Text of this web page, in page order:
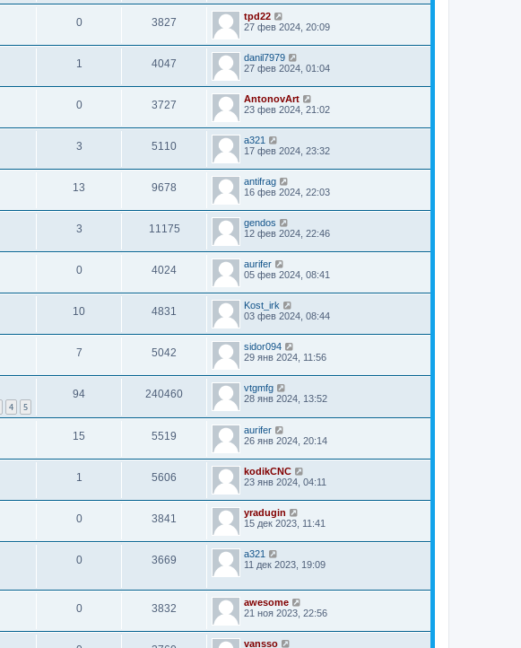
0 3827
tpd22
27 фев 2024, 20:09
1 4047
danil7979
27 фев 2024, 01:04
0 3727
AntonovArt
23 фев 2024, 21:02
3 5110
a321
17 фев 2024, 23:32
13 9678
antifrag
16 фев 2024, 22:03
3 11175
gendos
12 фев 2024, 22:46
0 4024
aurifer
05 фев 2024, 08:41
10 4831
Kost_irk
03 фев 2024, 08:44
7 5042
sidor094
29 янв 2024, 11:56
4 5
94 240460
vtgmfg
28 янв 2024, 13:52
15 5519
aurifer
26 янв 2024, 20:14
1 5606
kodikCNC
23 янв 2024, 04:11
0 3841
yradugin
15 дек 2023, 11:41
0 3669
a321
11 дек 2023, 19:09
0 3832
awesome
21 ноя 2023, 22:56
vansso